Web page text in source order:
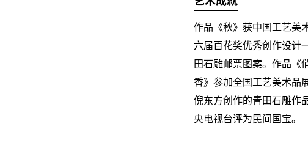
作品《秋》获中国工艺美
六届百花奖优秀创作设计
田石雕邮票图案。作品《
香》参加全国工艺美术品
倪东方创作的青田石雕作
央电视台评为民间国宝。